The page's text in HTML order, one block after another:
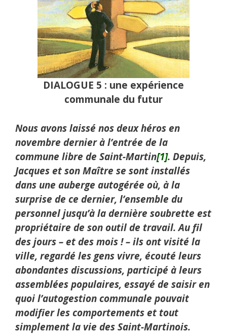
DIALOGUE 5 : une expérience
communale du futur
Nous avons laissé nos deux héros en
novembre dernier à l’entrée de la
commune libre de Saint-Martin[1]. Depuis,
Jacques et son Maître se sont installés
dans une auberge autogérée où, à la
surprise de ce dernier, l’ensemble du
personnel jusqu’à la dernière soubrette est
propriétaire de son outil de travail. Au fil
des jours – et des mois ! – ils ont visité la
ville, regardé les gens vivre, écouté leurs
abondantes discussions, participé à leurs
assemblées populaires, essayé de saisir en
quoi l’autogestion communale pouvait
modifier les comportements et tout
simplement la vie des Saint-Martinois.